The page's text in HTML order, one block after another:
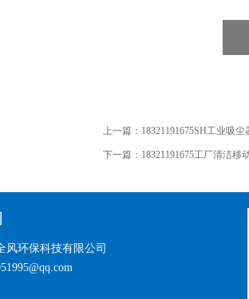
上一篇： 18321191675SH工业吸尘
下一篇： 18321191675工厂清洁移
风环保科技有限公司